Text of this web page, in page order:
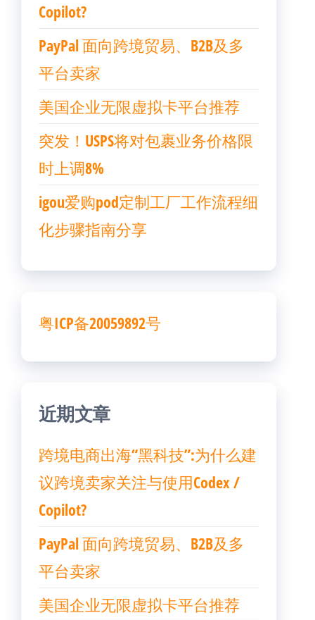
Copilot?
PayPal 面向跨境贸易、B2B及多
平台卖家
美国企业无限虚拟卡平台推荐
突发！USPS将对包裹业务价格限
时上调8%
igou爱购pod定制工厂工作流程细
化步骤指南分享
粤ICP备20059892号
近期文章
跨境电商出海“黑科技”:为什么建
议跨境卖家关注与使用Codex /
Copilot?
PayPal 面向跨境贸易、B2B及多
平台卖家
美国企业无限虚拟卡平台推荐